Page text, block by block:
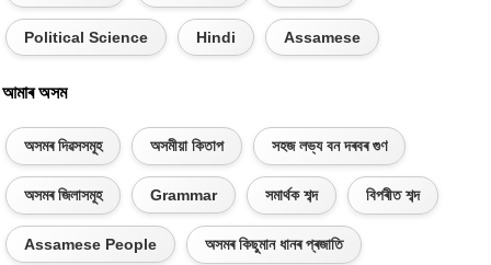
Political Science Hindi Assamese
আমাৰ অসম
অসমৰ দিৱসসমূহ অসমীয়া কিতাপ সহজ লভ্য বন দৰবৰ গুণ
অসমৰ জিলাসমূহ Grammar সমাৰ্থক শব্দ বিপৰীত শব্দ
Assamese People অসমৰ কিছুমান ধানৰ প্ৰজাতি